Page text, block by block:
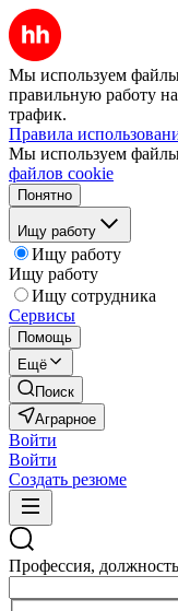
Мы используем файлы
правильную работу
трафик.
Правила
Мы используем
файлов cookie
Понятно
Ищу работу
Ищу работу
Ищу работу
Ищу сотрудника
Сервисы
Помощь
Ещё
Поиск
Аграрное
Войти
Войти
Создать резюме
Профессия,